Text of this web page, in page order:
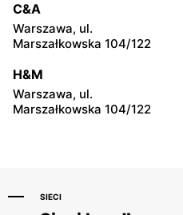
Kobylnica, ul. Szczecińska
3d
Koszalin, ul. Koszalińska 5
C&A
Warszawa, ul.
Marszałkowska 104/122
H&M
Warszawa, ul.
Marszałkowska 104/122
SIECI